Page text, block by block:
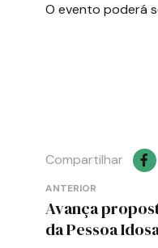
O evento poderá
Compartilhar
de
ANTERIOR
Avança
da Pessoa